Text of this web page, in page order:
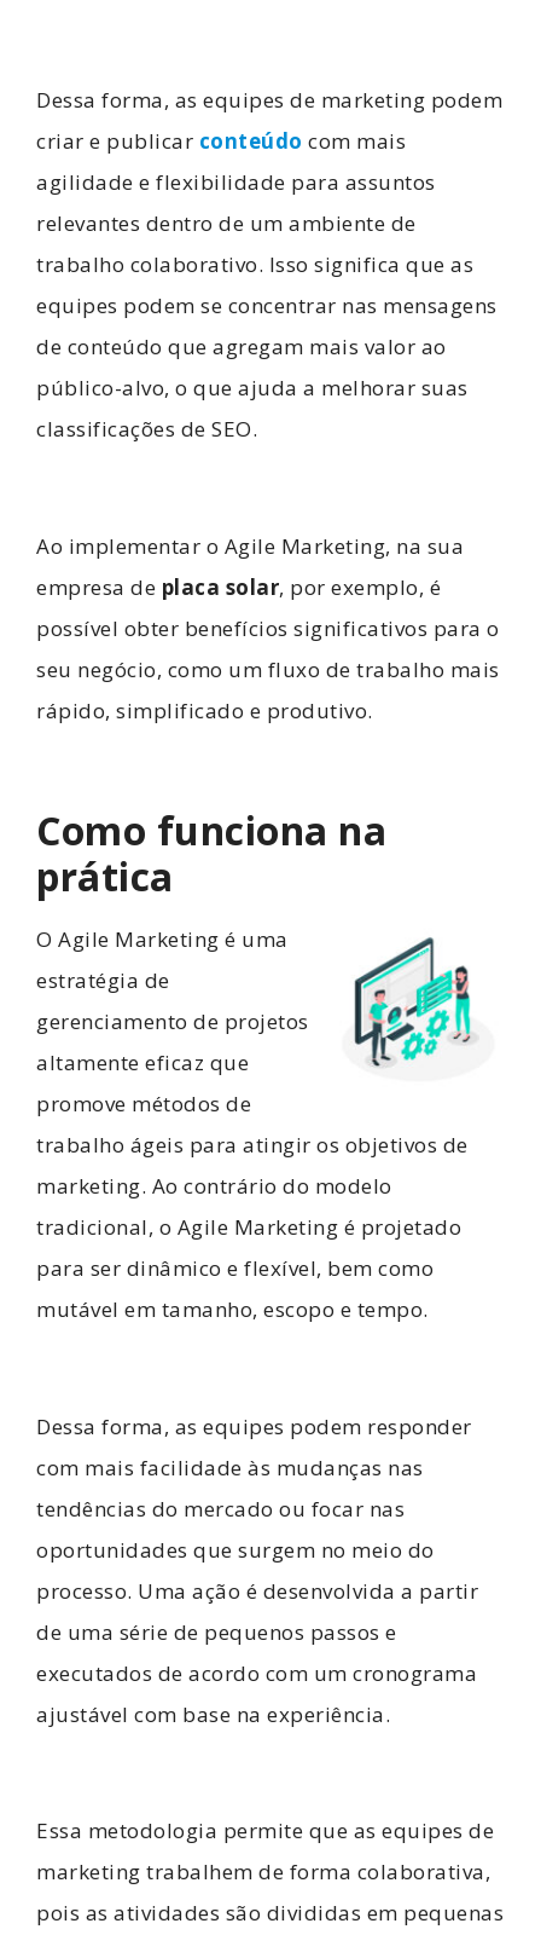
Dessa forma, as equipes de marketing podem
criar e publicar conteúdo com mais
agilidade e flexibilidade para assuntos
relevantes dentro de um ambiente de
trabalho colaborativo. Isso significa que as
equipes podem se concentrar nas mensagens
de conteúdo que agregam mais valor ao
público-alvo, o que ajuda a melhorar suas
classificações de SEO.
Ao implementar o Agile Marketing, na sua
empresa de placa solar, por exemplo, é
possível obter benefícios significativos para o
seu negócio, como um fluxo de trabalho mais
rápido, simplificado e produtivo.
Como funciona na
prática
O Agile Marketing é uma
estratégia de
gerenciamento de projetos
altamente eficaz que
promove métodos de
trabalho ágeis para atingir os objetivos de
marketing. Ao contrário do modelo
tradicional, o Agile Marketing é projetado
para ser dinâmico e flexível, bem como
mutável em tamanho, escopo e tempo.
Dessa forma, as equipes podem responder
com mais facilidade às mudanças nas
tendências do mercado ou focar nas
oportunidades que surgem no meio do
processo. Uma ação é desenvolvida a partir
de uma série de pequenos passos e
executados de acordo com um cronograma
ajustável com base na experiência.
Essa metodologia permite que as equipes de
marketing trabalhem de forma colaborativa,
pois as atividades são divididas em pequenas